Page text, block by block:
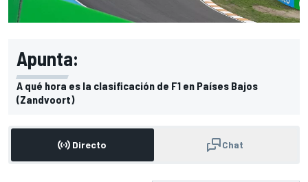
Apunta:
A qué hora es la clasificación de F1 en Países Bajos
(Zandvoort)
Directo Chat